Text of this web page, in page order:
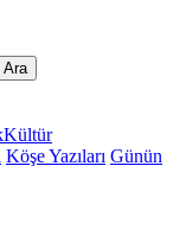
Ara
Kültür
Köşe Yazıları Günün